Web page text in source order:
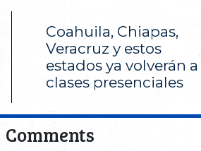
Coahuila, Chiapas,
Veracruz y estos
estados ya volverán a
clases presenciales
Comments